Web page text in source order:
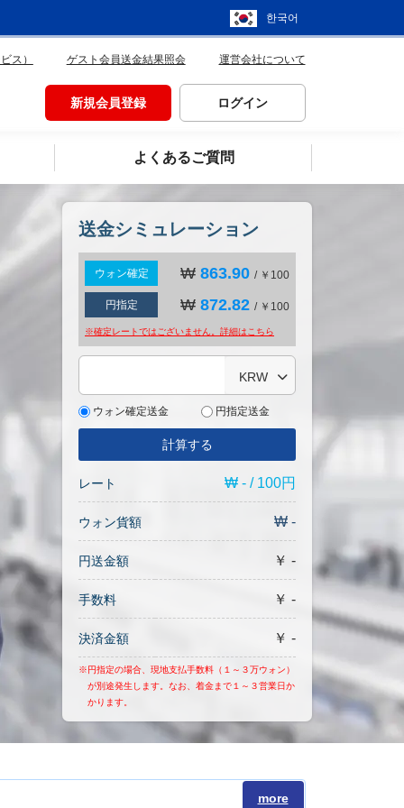
한국어
ス） ゲスト会員送金結果照会 運営会社について
新規会員登録 ログイン
よくあるご質問
送金シミュレーション
ウォン確定 ₩ 863.90 / ￥100
円指定 ₩ 872.82 / ￥100
※確定レートではございません。詳細は こちら
KRW
ウォン確定送金 円指定送金
計算する
レート ₩ - / 100円
ウォン貨額 ₩ -
円送金額 ￥ -
手数料 ￥ -
決済金額 ￥ -
※円指定の場合、現地支払手数料（１～３万ウォン）
が別途発生します。なお、着金まで１～３営業日か
かります。
more